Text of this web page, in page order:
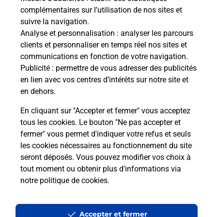
complémentaires sur l’utilisation de nos sites et
suivre la navigation.
Analyse et personnalisation : analyser les parcours
clients et personnaliser en temps réel nos sites et
communications en fonction de votre navigation.
Publicité : permettre de vous adresser des publicités
en lien avec vos centres d’intérêts sur notre site et
en dehors.
En cliquant sur "Accepter et fermer" vous acceptez
tous les cookies. Le bouton "Ne pas accepter et
fermer" vous permet d'indiquer votre refus et seuls
les cookies nécessaires au fonctionnement du site
seront déposés. Vous pouvez modifier vos choix à
tout moment ou obtenir plus d'informations via
notre politique de cookies.
Accepter et fermer
SQUARE DES MARONNIERS
49170 ST MARTIN DU FOUILLOUX
En savoir plus
Malin !
La Poste
en ligne
Ouvert 24h/24
En savoir plus